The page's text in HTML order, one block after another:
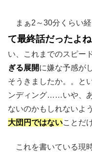
まぁ2～30分くらい
て最終話だったよ
い、これまでのスピー
ぎる展開に嫌な予感が
そうきましたか。。と
ンディング……いや、
ないのかもしれないよ
大団円ではないことだ
これを書いている現